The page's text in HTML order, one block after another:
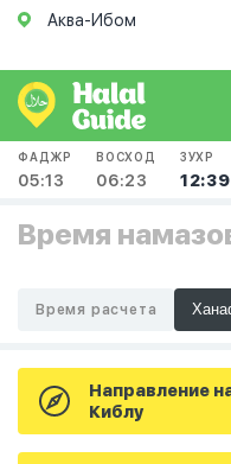
Аква-Ибом
ФАДЖР
05:13
ВОСХОД
06:23
ЗУХР
12:39
Время
Время расчета
Направление
Киблу